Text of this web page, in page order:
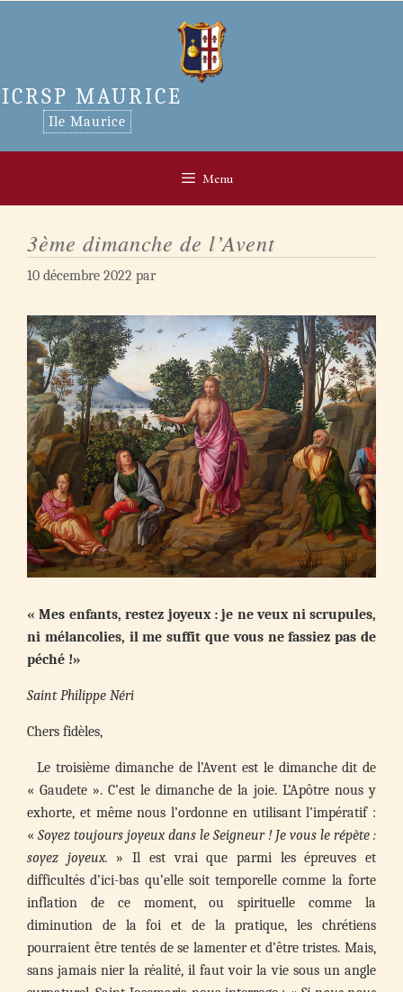
ICRSP MAURICE
Ile Maurice
Menu
3ème dimanche de l’Avent
10 décembre 2022 par
«Mes enfants, restez joyeux : je ne veux ni scrupules,
ni mélancolies, il me suffit que vous ne fassiez pas de
péché !»
SaintPhilippe Néri
Chers fidèles,
Le troisième dimanche de l’Avent est le dimanche dit de
« Gaudete ». C’est le dimanche de la joie. L’Apôtre nous y
exhorte, et même nous l’ordonne en utilisant l’impératif :
« Soyez toujours joyeux dans le Seigneur ! Je vous le répète :
soyez joyeux. » Il est vrai que parmi les épreuves et
difficultés d’ici-bas qu’elle soit temporelle comme la forte
inflation de ce moment, ou spirituelle comme la
diminution de la foi et de la pratique, les chrétiens
pourraient être tentés de se lamenter et d’être tristes. Mais,
sans jamais nier la réalité, il faut voir la vie sous un angle